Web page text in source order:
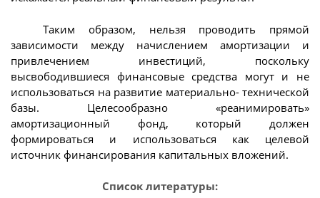
Таким образом, нельзя проводить прямой
зависимости между начислением амортизации и
привлечением инвестиций, поскольку
высвободившиеся финансовые средства могут и не
использоваться на развитие материально- технической
базы. Целесообразно «реанимировать»
амортизационный фонд, который должен
формироваться и использоваться как целевой
источник финансирования капитальных вложений.
Список литературы: